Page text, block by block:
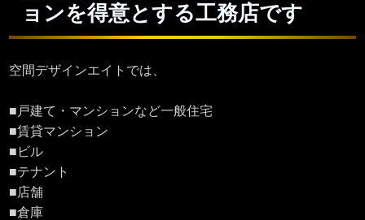
ョンを得意とする工務店です
空間デザインエイトでは、
■戸建て・マンションなど一般住宅
■賃貸マンション
■ビル
■テナント
■店舗
■倉庫